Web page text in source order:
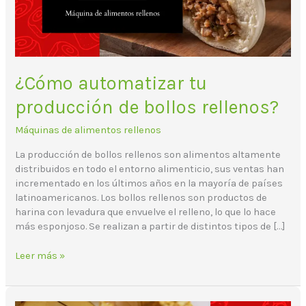
¿Cómo automatizar tu
producción de bollos rellenos?
Máquinas de alimentos rellenos
La producción de bollos rellenos son alimentos altamente
distribuidos en todo el entorno alimenticio, sus ventas han
incrementado en los últimos años en la mayoría de países
latinoamericanos. Los bollos rellenos son productos de
harina con levadura que envuelve el relleno, lo que lo hace
más esponjoso. Se realizan a partir de distintos tipos de […]
Leer más »